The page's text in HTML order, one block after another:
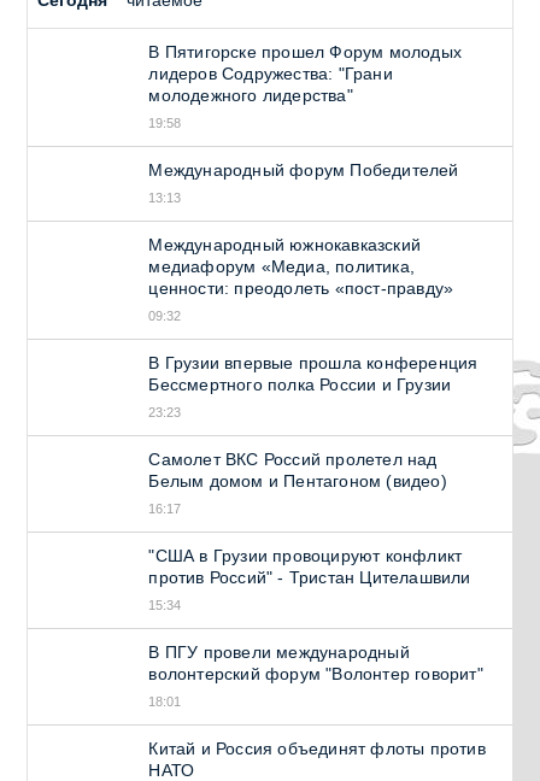
В Пятигорске прошел Форум молодых
лидеров Содружества: "Грани
молодежного лидерства"
19:58
Международный форум Победителей
13:13
Международный южнокавказский
медиафорум «Медиа, политика,
ценности: преодолеть «пост-правду»
09:32
В Грузии впервые прошла конференция
Бессмертного полка России и Грузии
23:23
Самолет ВКС Россий пролетел над
Белым домом и Пентагоном (видео)
16:17
"США в Грузии провоцируют конфликт
против Россий" - Тристан Цителашвили
15:34
В ПГУ провели международный
волонтерский форум "Волонтер говорит"
18:01
Китай и Россия объединят флоты против
НАТО